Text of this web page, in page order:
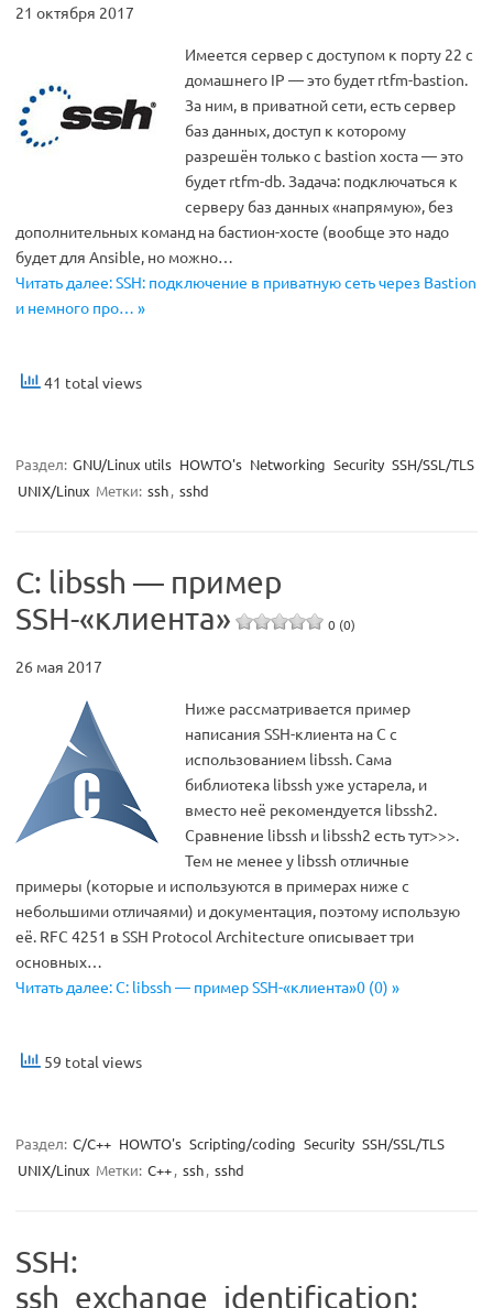
21 октября 2017
Имеется сервер с доступом к порту 22 с
домашнего IP — это будет rtfm-bastion.
За ним, в приватной сети, есть сервер
баз данных, доступ к которому
разрешён только с bastion хоста — это
будет rtfm-db. Задача: подключаться к
серверу баз данных «напрямую», без
дополнительных команд на бастион-хосте (вообще это надо
будет для Ansible, но можно…
Читать далее: SSH: подключение в приватную сеть через Bastion
и немного про… »
41 total views
Раздел: GNU/Linux utils HOWTO's Networking Security SSH/SSL/TLS
UNIX/Linux Метки: ssh, sshd
C: libssh — пример
SSH-«клиента»
0 (0)
26 мая 2017
Ниже рассматривается пример
написания SSH-клиента на C с
использованием libssh. Сама
библиотека libssh уже устарела, и
вместо неё рекомендуется libssh2.
Сравнение libssh и libssh2 есть тут>>>.
Тем не менее у libssh отличные
примеры (которые и используются в примерах ниже с
небольшими отличаями) и документация, поэтому использую
её. RFC 4251 в SSH Protocol Architecture описывает три
основных…
Читать далее: C: libssh — пример SSH-«клиента»0 (0) »
59 total views
Раздел: C/C++ HOWTO's Scripting/coding Security SSH/SSL/TLS
UNIX/Linux Метки: C++, ssh, sshd
SSH:
ssh_exchange_identification: